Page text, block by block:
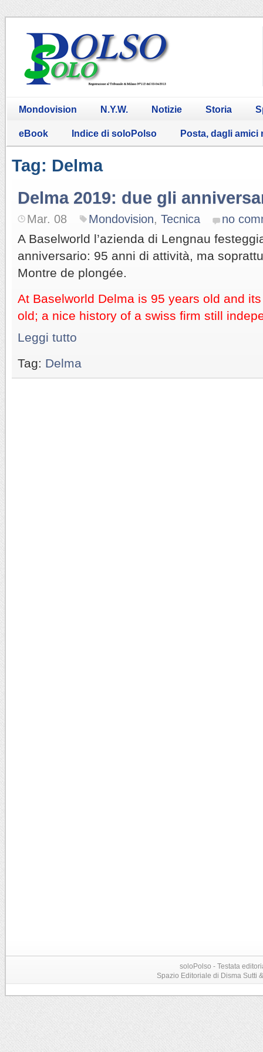
Mondovision N.Y.W. Notizie Storia
eBook Indice di soloPolso Posta, dagli amici
Tag: Delma
Delma 2019: due gli
Mar. 08 Mondovision, Tecnica no
A Baselworld l’azienda di Lengnau
anniversario: 95 anni di attività, ma
Montre de plongée.
At Baselworld Delma is 95 years old and
old; a nice history of a swiss firm still
Leggi tutto
Tag: Delma
soloPolso - Testata
Spazio Editoriale di Disma Sutti